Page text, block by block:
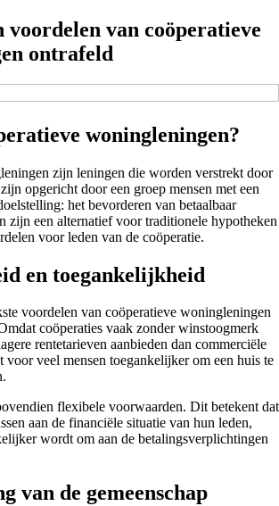
voordelen van coöperatieve
ontrafeld
woningleningen?
zijn leningen die worden verstrekt door
opgericht door een groep mensen met een
het bevorderen van betaalbaar
zijn een alternatief voor traditionele hypotheken
voor leden van de coöperatie.
en toegankelijkheid
voordelen van coöperatieve woningleningen
coöperaties vaak zonder winstoogmerk
rentetarieven aanbieden dan commerciële
voor veel mensen toegankelijker om een huis te
flexibele voorwaarden. Dit betekent dat
aan de financiële situatie van hun leden,
wordt om aan de betalingsverplichtingen
van de gemeenschap